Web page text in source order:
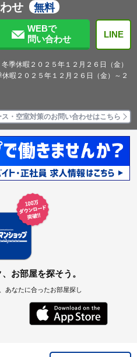
せ 無料
WEBで
問い合わせ
LINE
休暇２０２５年１２月２６日（金）
暇２０２５年１２月２６日（金）～２
・空室対策のお問い合わせはこちら
お部屋を探そう。
あなたに合ったお部屋探し